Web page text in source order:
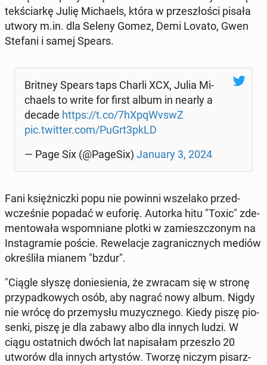
tek­ściar­kę Julię Mi­cha­els, która w prze­szło­ści pisała
utwory m.in. dla Seleny Gomez, Demi Lovato, Gwen
Stefani i samej Spears.
Britney Spears taps Charli XCX, Julia Mi­
cha­els to write for first album in nearly a
decade https://t.co/7hXpqWvswZ
pic.twitter.com/PuGrt3pkLD
— Page Six (@PageSix) January 3, 2024
Fani księż­nicz­ki popu nie powinni wsze­la­ko przed­
wcze­śnie popadać w euforię. Autorka hitu "Toxic" zde­
men­to­wa­ła wspo­mnia­ne plotki w za­miesz­czo­nym na
In­sta­gra­mie poście. Re­we­la­cje za­gra­nicz­nych mediów
okre­śli­ła mianem "bzdur".
"Ciągle słyszę do­nie­sie­nia, że zwracam się w stronę
przy­pad­ko­wych osób, aby nagrać nowy album. Nigdy
nie wrócę do prze­my­słu mu­zycz­ne­go. Kiedy piszę pio­
sen­ki, piszę je dla zabawy albo dla innych ludzi. W
ciągu ostat­nich dwóch lat na­pi­sa­łam prze­szło 20
utworów dla innych ar­ty­stów. Tworzę niczym pisarz-